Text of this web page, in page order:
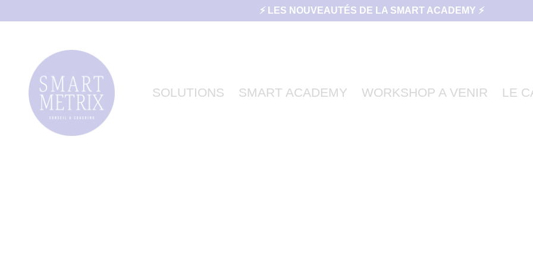
⚡ LES NOUVEAUTÉS DE LA SMART ACADEMY ⚡
SOLUTIONS SMART ACADEMY WORKSHOP A VENIR LE